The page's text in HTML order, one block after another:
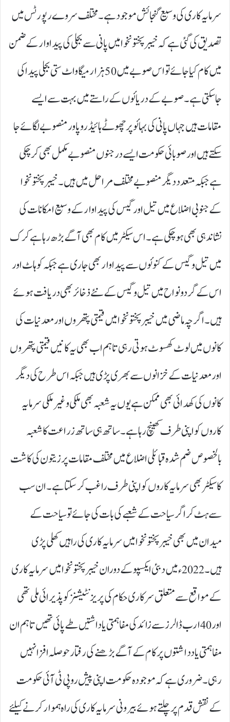
سرمایہ کاری کی وسیع گنجائش موجود ہے۔ مختلف سروے رپورٹس میں
تصدیق کی گئی ہے کہ خیبر پختو نخوا میں پانی سے بجلی کی پیداوار کے ضمن
میں کام کیا جائے تو اس صوبے میں 50ہزار میگاواٹ ستی بجلی پیدا کی
جاسکتی ہے۔ صوبے کے دریائوں کے راستے میں بہت سے ایسے
مقامات ہیں جہاں پانی کی بہائو پر چھوٹے ہائیڈرو پاور منصوبے لگائے جا
سکتے ہیں اور صوبائی حکومت ایسے درجنوں منصوبے مکمل بھی کر چکی
ہے جبکہ متعدد دیگر منصوبے مختلف مراحل میں ہیں۔ خیبر پختونخوا
کے جنوبی اضلاع میں تیل اور گیس کی پیداوار کے وسیع امکانات کی
نشاندہی بھی ہو چکی ہے۔ اس سیکٹر میں کام بھی آگے بڑھ رہا ہے کرک
میں تیل و گیس کے کنوئوں سے پیداوار بھی جاری ہے جبکہ کوہاٹ اور
اس کے گردو نواح میں تیل و گیس کے نئے ذخائر بھی دریافت ہوئے
ہیں۔ اگر چہ ماضی میں خیبر پختونخوا میں قیمتی پتھروں اور معدنیات کی
کانوں میں لوٹ کھسوٹ ہوتی رہی تاہم اب بھی یہ کا نیں قیمتی پتھروں
اور معدنیات کے خزانوں سے بھری پڑی ہیں جبکہ اس طرح کی دیگر
کانوں کی کھدائی بھی ممکن ہے یوں یہ شعبہ بھی ملکی و غیر ملکی سرمایہ
کاروں کو اپنی طرف کھینچ رہا ہے۔ ساتھ ہی ساتھ زراعت کا شعبہ
بالخصوص ضم شدہ قبائلی اضلاع میں مختلف مقامات پر زیتون کی کاشت
کا سیکٹر بھی سرمایہ کاروں کو اپنی طرف راغب کر سکتا ہے۔ ان سب
سے ہٹ کر اگر سیاحت کے شعبے کی بات کی جائے تو سیاحت کے
میدان میں بھی خیبر پختونخوا میں سرمایہ کاری کی راہیں کھلی پڑی
ہیں۔ 2022ء میں دبئی ایکسپو کے دوران خیبر پختو نخوا میں سرمایہ کاری
کے مواقع سے متعلق سرکاری حکام کی پریزنٹیشنز کو پذیرائی ملی تھی
اور 40ارب ڈالرز سے زائد کی مفاہمتی یاداشتیں طے پائی تھیں تا ہم ان
مفاہمتی یادداشتوں پر کام کے آگے بڑھنے کی رفتار حوصلہ افزا نہیں
رہی۔ ضروری ہے کہ موجودہ حکومت اپنی پیش رو پی ٹی آئی حکومت
کے نقش قدم پر چلتے ہوئے بیرونی سرمایہ کاری کی راہ ہموار کرنے کیلئے